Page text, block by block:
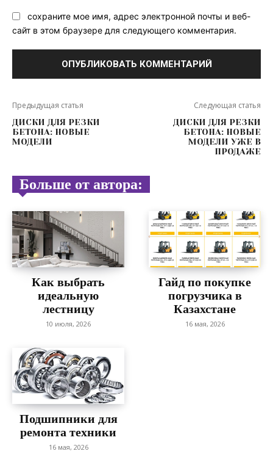
сохраните мое имя, адрес электронной почты и веб-
сайт в этом браузере для следующего комментария.
Предыдущая статья
ДИСКИ ДЛЯ РЕЗКИ
БЕТОНА: НОВЫЕ
МОДЕЛИ
Следующая статья
ДИСКИ ДЛЯ РЕЗКИ
БЕТОНА: НОВЫЕ
МОДЕЛИ УЖЕ В
ПРОДАЖЕ
Больше от автора:
Как выбрать
идеальную
лестницу
10 июля, 2026
Гайд по покупке
погрузчика в
Казахстане
16 мая, 2026
Подшипники для
ремонта техники
16 мая, 2026